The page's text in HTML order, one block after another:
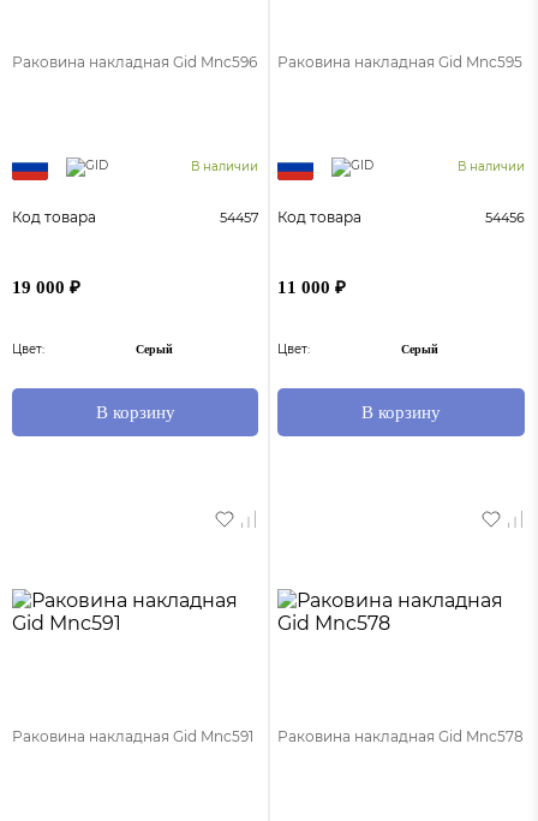
Раковина накладная Gid Mnc596
В наличии
Код товара 54457
19 000 ₽
Цвет: Серый
В корзину
Раковина накладная Gid Mnc595
В наличии
Код товара 54456
11 000 ₽
Цвет: Серый
В корзину
Раковина накладная Gid Mnc591 Раковина накладная Gid Mnc578